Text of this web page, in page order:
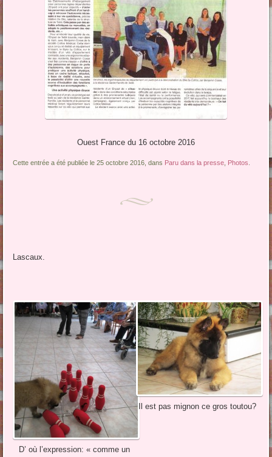
Ouest France du 16 octobre 2016
Cette entrée a été publiée le 25 octobre 2016, dans Paru dans la presse Photos
Lascaux.
D’ où l’expression: « comme un
Il est pas mignon ce gros toutou?